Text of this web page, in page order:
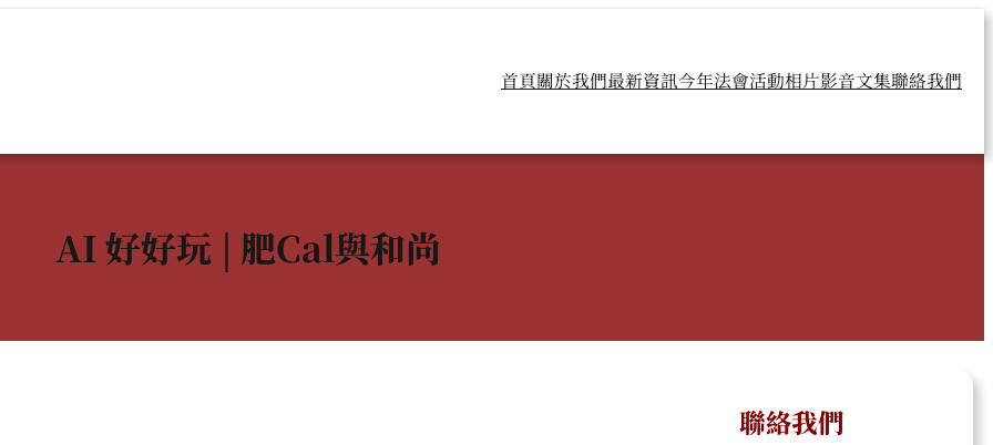
首頁關於我們最新資訊今年法會活動相片影音文集聯絡我們
AI 好好玩 | 肥Cal與和尚
聯絡我們